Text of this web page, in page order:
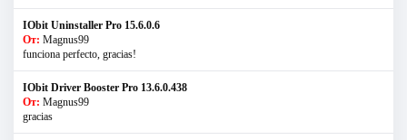
IObit Uninstaller Pro 15.6.0.6
От: Magnus99
funciona perfecto, gracias!
IObit Driver Booster Pro 13.6.0.438
От: Magnus99
gracias